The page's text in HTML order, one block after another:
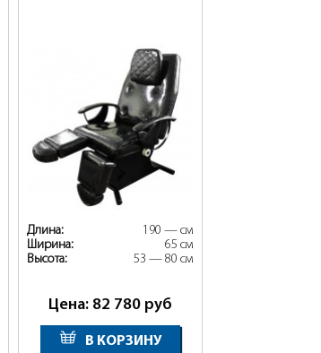
Длина:
190 — см
Ширина:
65 см
Высота:
53 — 80 см
Цена: 82 780 руб
В КОРЗИНУ